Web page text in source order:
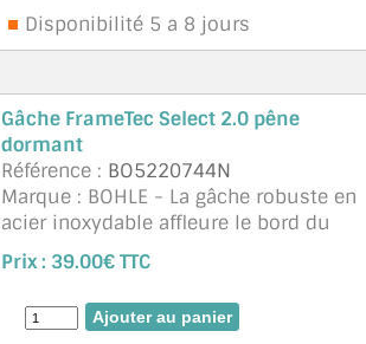
Disponibilité 5 a 8 jours
Gâche FrameTec Select 2.0 pêne
dormant
Référence : BO5220744N
Marque : BOHLE - La gâche robuste en
acier inoxydable affleure le bord du
cadre dormant et le protège contre
l'usure. Grâce aux coulisseaux en T, la
gâche peut être montée rap ...
Prix : 39.00€ TTC